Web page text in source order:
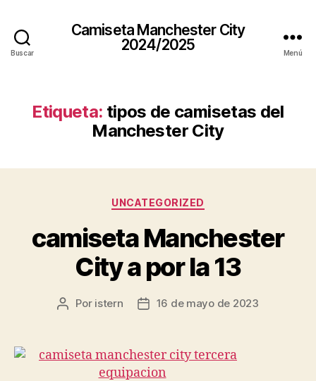
Buscar
Camiseta Manchester City
2024/2025
Menú
Etiqueta: tipos de camisetas del
Manchester City
Categorías
UNCATEGORIZED
camiseta Manchester
City a por la 13
Autor
entrada
Por istern
Fecha
entrada
16 de mayo de 2023